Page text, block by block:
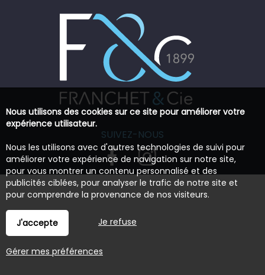
SUIVEZ-NOUS
Nous utilisons des cookies sur ce site pour améliorer votre
expérience utilisateur.
Nous les utilisons avec d'autres technologies de suivi pour
améliorer votre expérience de navigation sur notre site,
pour vous montrer un contenu personnalisé et des
publicités ciblées, pour analyser le trafic de notre site et
pour comprendre la provenance de nos visiteurs.
J'accepte Je refuse
Gérer mes préférences